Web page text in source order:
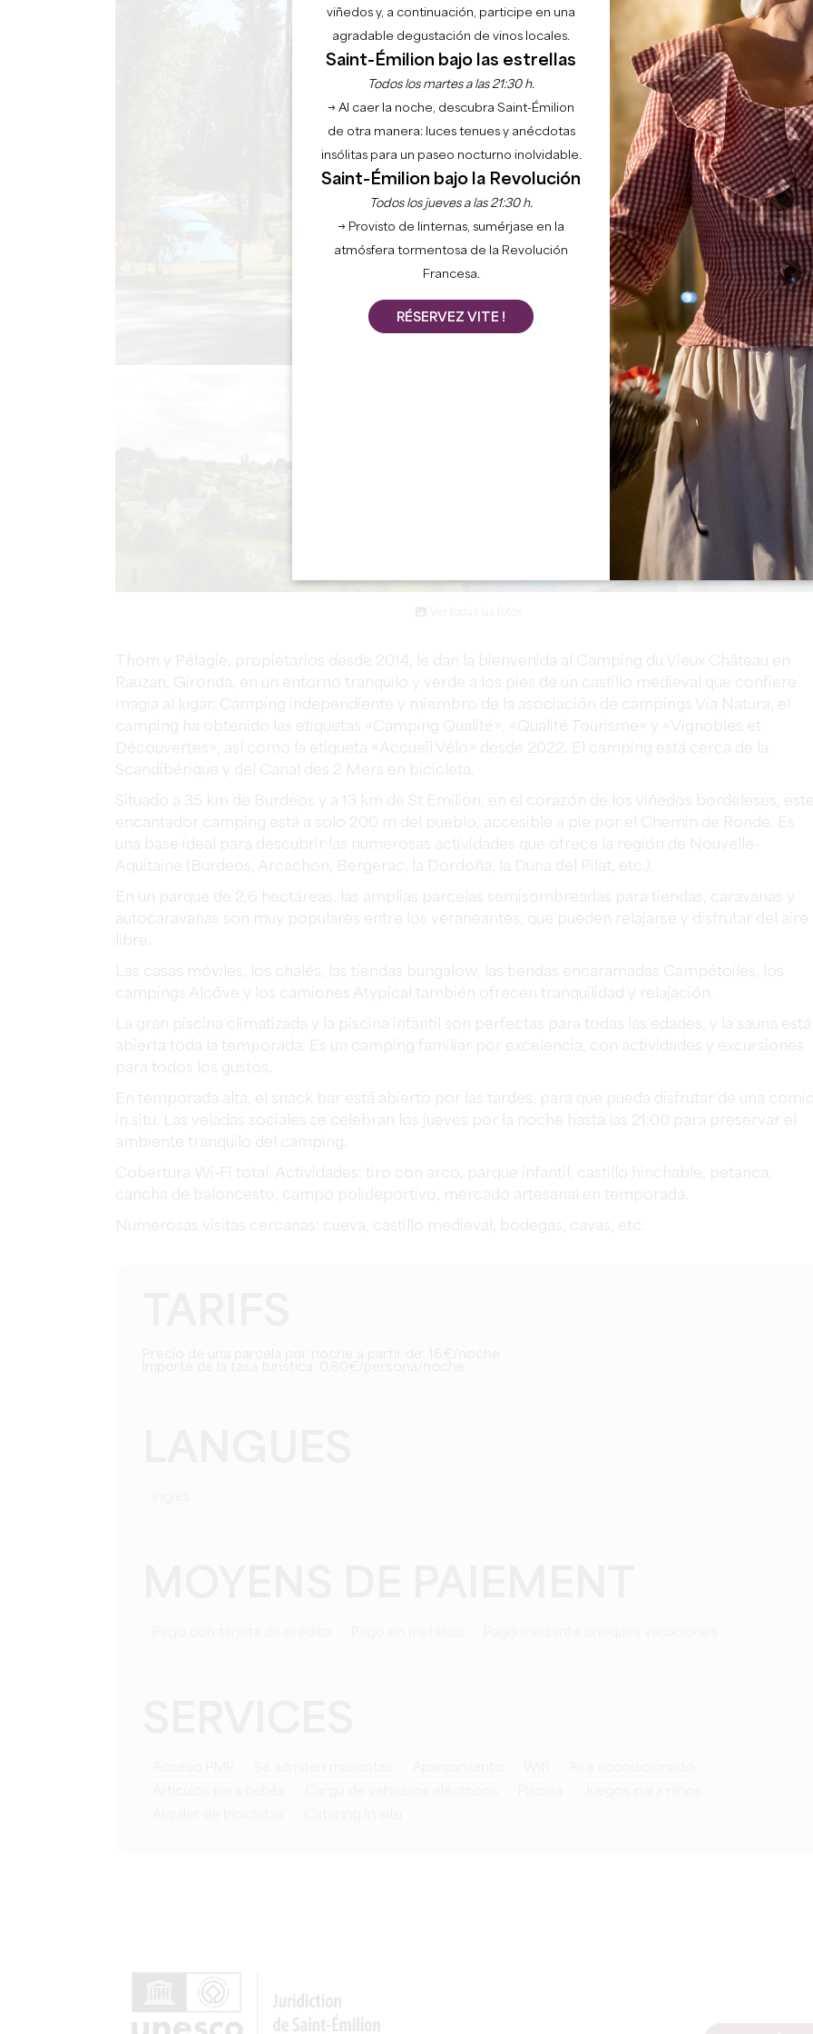
Thom y Pélagie, propietarios desde 2014, le dan la bienvenida al Camping du Vieux Château en
Rauzan, Gironda, en un entorno tranquilo y verde a los pies de un castillo medieval que confiere
magia al lugar. Camping independiente y miembro de la asociación de campings Via Natura, el
camping ha obtenido las etiquetas «Camping Qualité», «Qualité Tourisme» y «Vignobles et
Découvertes», así como la etiqueta «Accueil Vélo» desde 2022.
El camping está cerca de la
Scandibérique y del Canal des 2 Mers en bicicleta.
Situado a 35 km de Burdeos y a 13 km de St Emilion en el corazón de los viñedos bordeleses
encantador camping está a solo 200 m del pueblo accesible a pie por el Chemin de Ronde
Es
una base ideal para descubrir las numerosas actividades que ofrece la región de Nouvelle-
Aquitaine (Burdeos, Arcachon, Bergerac, la Dordoña, la Duna del Pilat, etc.).
En un parque de 2,6 hectáreas, las amplias parcelas semisombreadas para tiendas, caravanas y
autocaravanas son muy populares entre los veraneantes, que pueden relajarse y disfrutar del aire
libre.
Las casas móviles, los chalés, las tiendas bungalow, las tiendas encaramadas Campétoiles, los
campings Alcôve y los camiones Atypical también ofrecen tranquilidad y relajación.
La gran piscina climatizada y la piscina infantil son perfectas para todas las edades y la sauna está
abierta toda la temporada
Es un camping familiar por excelencia, con actividades y excursiones
para todos los gustos.
En temporada alta el snack bar está abierto por las tardes para que pueda disfrutar de una
in situ
Las veladas sociales se celebran los jueves por la noche hasta las 21:00 para preservar el
ambiente tranquilo del camping.
Cobertura Wi-Fi total. Actividades tiro con arco parque infantil castillo hinchable petanca
cancha de baloncesto campo polideportivo mercado artesanal en temporada
Numerosas visitas cercanas cueva castillo medieval bodegas cavas etc
viñedos y, a continuación, participe en una
agradable degustación de vinos locales.
Saint-Émilion bajo las estrellas
Todos los martes a las 21:30 h.
→ Al caer la noche, descubra Saint-Émilion
de otra manera: luces tenues y anécdotas
insólitas para un paseo nocturno inolvidable.
Saint-Émilion bajo la Revolución
Todos los jueves a las 21:30 h.
→ Provisto de linternas, sumérjase en la
atmósfera tormentosa de la Revolución
Francesa.
RÉSERVEZ VITE !